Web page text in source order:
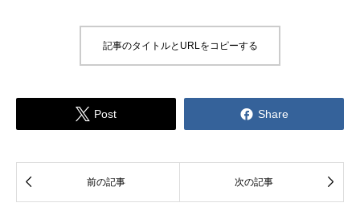
記事のタイトルとURLをコピーする
 Post  Share
 前の記事 次の記事 